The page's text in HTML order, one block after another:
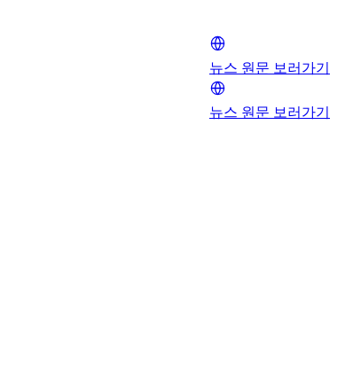
뉴스 원문 보러가기
뉴스 원문 보러가기